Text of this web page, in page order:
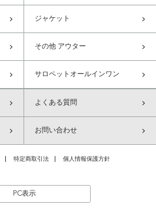
ジャケット
その他 アウター
サロペットオールインワン
よくある質問
お問い合わせ
特定商取引法 個人情報保護方針
PC表示